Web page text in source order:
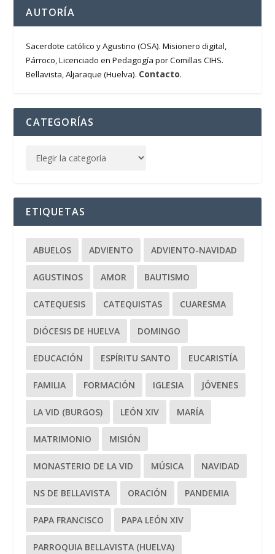
AUTORÍA
Sacerdote católico y Agustino (OSA). Misionero digital,
Párroco, Licenciado en Pedagogía por Comillas CIHS.
Bellavista, Aljaraque (Huelva). Contacto.
CATEGORÍAS
ETIQUETAS
ABUELOS ADVIENTO ADVIENTO-NAVIDAD
AGUSTINOS AMOR BAUTISMO
CATEQUESIS CATEQUISTAS CUARESMA
DIÓCESIS DE HUELVA DOMINGO
EDUCACIÓN ESPÍRITU SANTO EUCARISTÍA
FAMILIA FORMACIÓN IGLESIA JÓVENES
LA VID (BURGOS) LEÓN XIV MARÍA
MATRIMONIO MISIÓN
MONASTERIO DE LA VID MÚSICA NAVIDAD
NS DE BELLAVISTA ORACIÓN PANDEMIA
PAPA FRANCISCO PAPA LEÓN XIV
PARROQUIA BELLAVISTA (HUELVA)